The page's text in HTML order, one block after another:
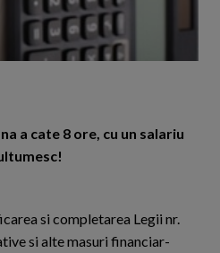
a cate 8 ore, cu un salariu
si completarea Legii nr.
si alte masuri financiar-